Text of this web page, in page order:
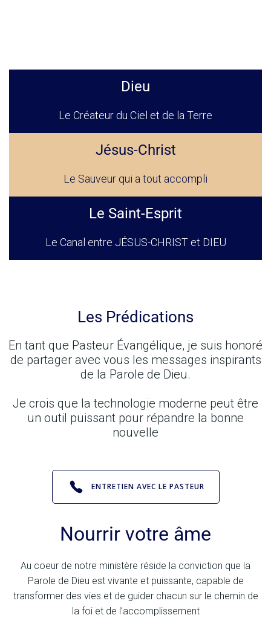
Dieu
Le Créateur du Ciel et de la Terre
Jésus-Christ
Le Sauveur qui a tout accompli
Le Saint-Esprit
Le Canal entre JÉSUS-CHRIST et DIEU
Les Prédications
En tant que Pasteur Évangélique, je suis honoré
de partager avec vous les messages inspirants
de la Parole de Dieu.
Je crois que la technologie moderne peut être
un outil puissant pour répandre la bonne
nouvelle
ENTRETIEN AVEC LE PASTEUR
Nourrir votre âme
Au coeur de notre ministère réside la conviction que la
Parole de Dieu est vivante et puissante, capable de
transformer des vies et de guider chacun sur le chemin de
la foi et de l’accomplissement